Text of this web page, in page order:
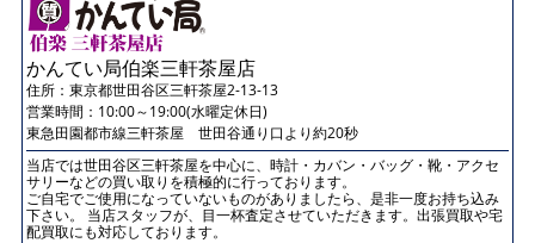
かんてい局伯楽三軒茶屋店
住所： 東京都世田谷区三軒茶屋2-13-13
営業時間：10:00～19:00(水曜定休日)
東急田園都市線三軒茶屋 世田谷通り口より約20秒
当店では世田谷区三軒茶屋を中心に、時計・カバン・バッグ・靴・アクセ
サリーなどの買い取りを積極的に行っております。
ご自宅でご使用になっていないものがありましたら、是非一度お持ち込み
下さい。 当店スタッフが、目一杯査定させていただきます。出張買取や宅
配買取にも対応しております。